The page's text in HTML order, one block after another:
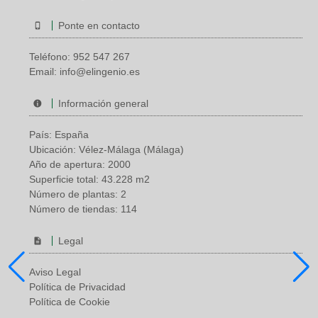
Ponte en contacto
Teléfono: 952 547 267
Email: info@elingenio.es
Información general
País: España
Ubicación: Vélez-Málaga (Málaga)
Año de apertura: 2000
Superficie total: 43.228 m2
Número de plantas: 2
Número de tiendas: 114
Legal
Aviso Legal
Política de Privacidad
Política de Cookie